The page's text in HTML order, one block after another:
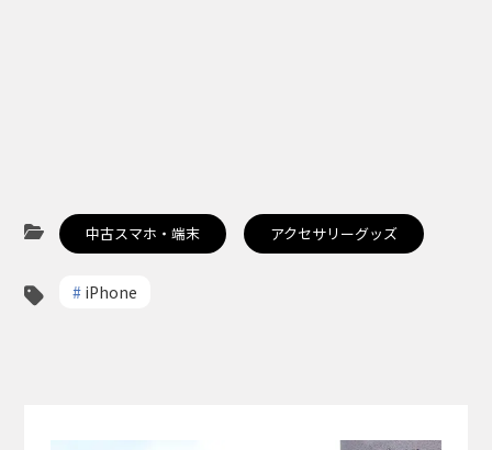
中古スマホ・端末 アクセサリーグッズ
# iPhone